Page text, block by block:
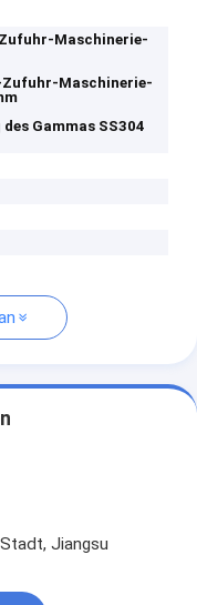
Maschinerie-
Zufuhr-Maschinerie-
Gammas SS304
Jiangsu